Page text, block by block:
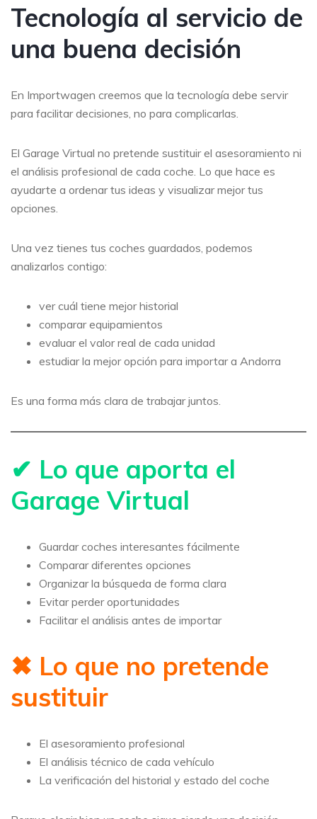
Tecnología al servicio de
una buena decisión
En Importwagen creemos que la tecnología debe servir
para facilitar decisiones, no para complicarlas.
El Garage Virtual no pretende sustituir el asesoramiento ni
el análisis profesional de cada coche. Lo que hace es
ayudarte a ordenar tus ideas y visualizar mejor tus
opciones.
Una vez tienes tus coches guardados, podemos
analizarlos contigo:
ver cuál tiene mejor historial
comparar equipamientos
evaluar el valor real de cada unidad
estudiar la mejor opción para importar a Andorra
Es una forma más clara de trabajar juntos.
✔ Lo que aporta el
Garage Virtual
Guardar coches interesantes fácilmente
Comparar diferentes opciones
Organizar la búsqueda de forma clara
Evitar perder oportunidades
Facilitar el análisis antes de importar
✖ Lo que no pretende
sustituir
El asesoramiento profesional
El análisis técnico de cada vehículo
La verificación del historial y estado del coche